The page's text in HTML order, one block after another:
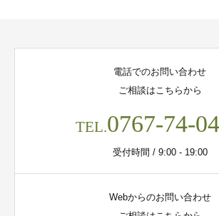
電話でのお問い合わせ
ご相談はこちらから
TEL.0767-74-
受付時間 / 9:00 - 19:00
Webからのお問い合わせ